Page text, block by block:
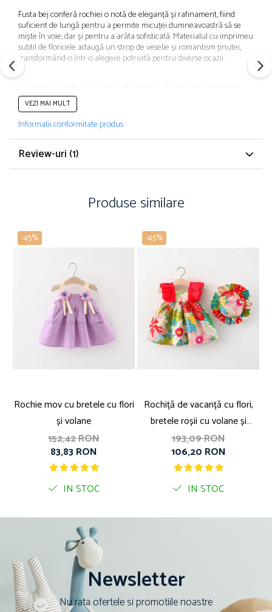
Fusta bej conferă rochiei o notă de eleganță și rafinament, fiind
suficient de lungă pentru a permite micuței dumneavoastră să se
miște în voie, dar și pentru a arăta sofisticată. Materialul cu imprimeu
subtil de floricele adaugă un strop de veselie și romantism ținutei,
transformând-o într-o alegere potrivită pentru diverse ocazii.
copilului să se joace și să exploreze lumea într-un mod comod și
liber.
VEZI MAI MULT
Informatii conformitate produs
Review-uri (1)
Produse similare
-45%
Rochie mov cu bretele cu flori
și volane
152,42 RON
83,83 RON
IN STOC
-45%
Rochiță de vacanță cu flori,
bretele roșii cu volane și
pălărie inclusă
193,09 RON
106,20 RON
IN STOC
Newsletter
Nu rata ofertele si promotiile noastre